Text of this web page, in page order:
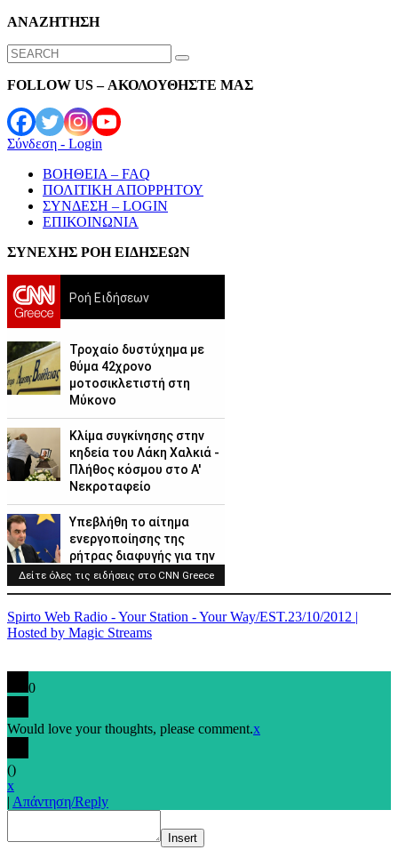
ΑΝΑΖΗΤΗΣΗ
Search
for:
FOLLOW US – ΑΚΟΛΟΥΘΗΣΤΕ ΜΑΣ
Σύνδεση - Login
ΒΟΗΘΕΙΑ – FAQ
ΠΟΛΙΤΙΚΗ ΑΠΟΡΡΗΤΟΥ
ΣΥΝΔΕΣΗ – LOGIN
ΕΠΙΚΟΙΝΩΝΙΑ
ΣΥΝΕΧΗΣ ΡΟΗ ΕΙΔΗΣΕΩΝ
Spirto Web Radio - Your Station - Your Way/EST.23/10/2012 |
Hosted by Magic Streams
0
Would love your thoughts, please comment.x
()
x
| Απάντηση/Reply
Insert